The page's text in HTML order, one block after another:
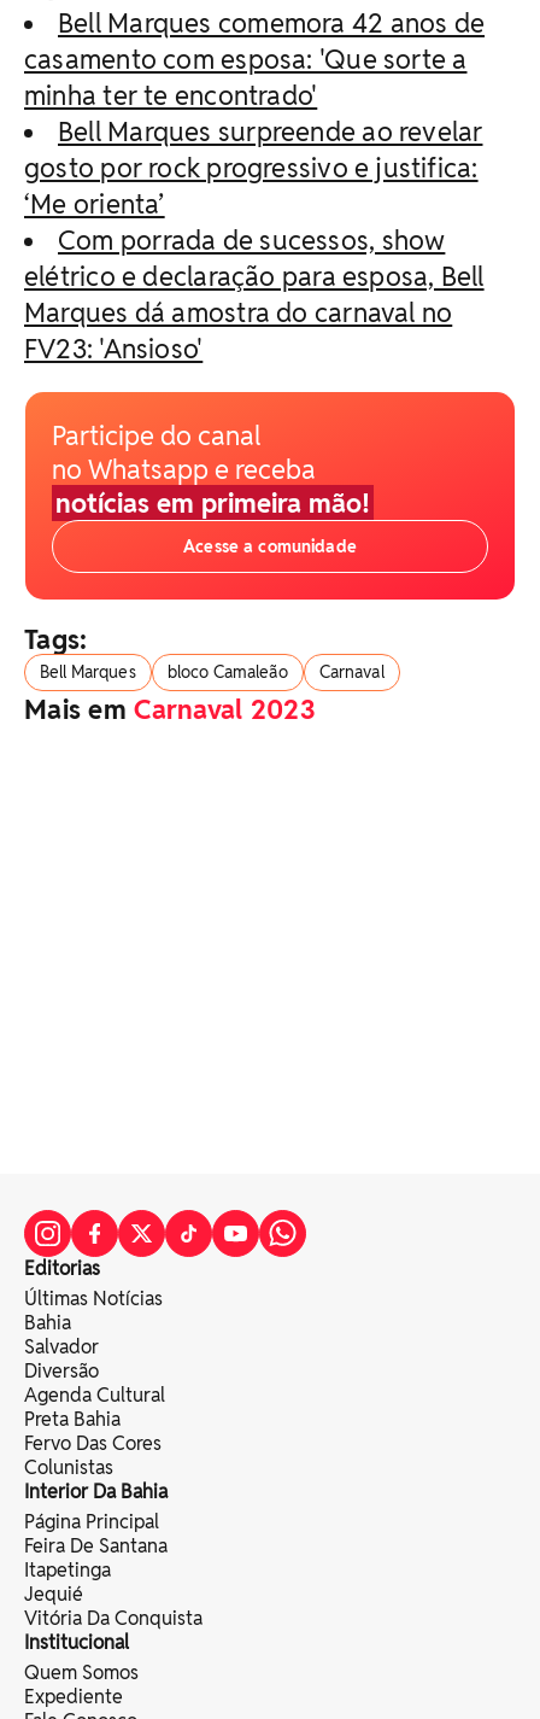
Bell Marques comemora 42 anos de
casamento com esposa: 'Que sorte a
minha ter te encontrado'
Bell Marques surpreende ao revelar
gosto por rock progressivo e justifica:
‘Me orienta’
Com porrada de sucessos, show
elétrico e declaração para esposa, Bell
Marques dá amostra do carnaval no
FV23: 'Ansioso'
Participe do canal
no Whatsapp e receba
notícias em primeira mão!
Acesse a comunidade
Tags:
Bell Marques bloco Camaleão Carnaval
Mais emCarnaval 2023
Editorias
Últimas Notícias
Bahia
Salvador
Diversão
Agenda Cultural
Preta Bahia
Fervo Das Cores
Colunistas
Interior Da Bahia
Página Principal
Feira De Santana
Itapetinga
Jequié
Vitória Da Conquista
Institucional
Quem Somos
Expediente